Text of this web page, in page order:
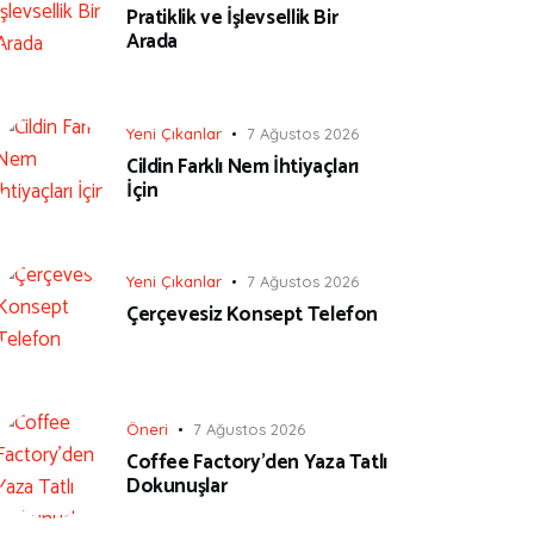
Pratiklik ve İşlevsellik Bir
Arada
Yeni Çıkanlar 7 Ağustos 2026
Cildin Farklı Nem İhtiyaçları
İçin
Yeni Çıkanlar 7 Ağustos 2026
Çerçevesiz Konsept Telefon
Öneri 7 Ağustos 2026
Coffee Factory’den Yaza Tatlı
Dokunuşlar